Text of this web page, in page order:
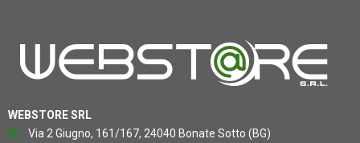
WEBSTORE SRL
Via 2 Giugno, 161/167, 24040 Bonate Sotto (BG)